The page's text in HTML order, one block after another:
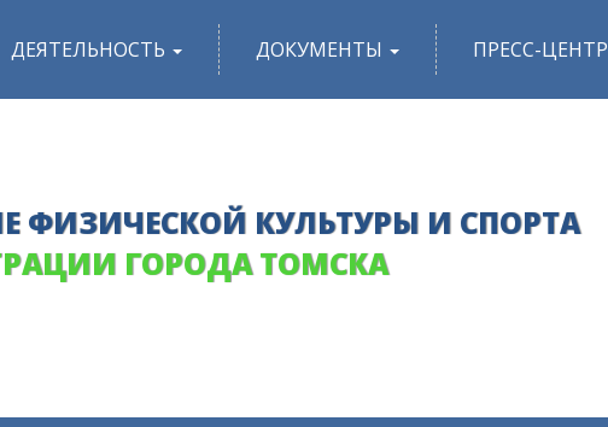
ДЕЯТЕЛЬНОСТЬ ДОКУМЕНТЫ ПРЕСС-ЦЕНТР
ФИЗИЧЕСКОЙ КУЛЬТУРЫ И СПОРТА
ГОРОДА ТОМСКА